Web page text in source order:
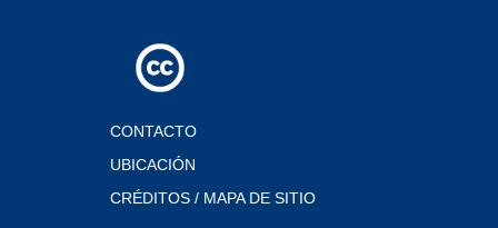
CONTACTO
UBICACIÓN
CRÉDITOS / MAPA DE SITIO